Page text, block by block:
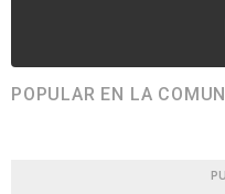
POPULAR EN LA